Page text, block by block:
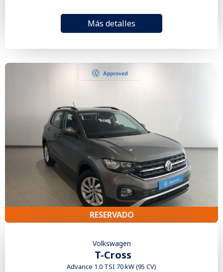
Más detalles
RESERVADO
Volkswagen
T-Cross
Advance 1.0 TSI 70 kW (95 CV)